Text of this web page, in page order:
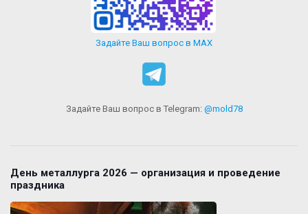
Задайте Ваш вопрос в MAX
Задайте Ваш вопрос в Telegram: @mold78
День металлурга 2026 — организация и проведение
праздника